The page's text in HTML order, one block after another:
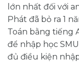
lớn nhất đối với
Phát đã bỏ ra 1
Toán bằng tiếng
để nhập học
đủ điều kiện